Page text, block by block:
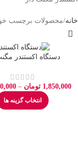
خانه محصولات برچسب
دستگاه اکستندر
1,850,000 تومان –
انتخاب گزینه ها